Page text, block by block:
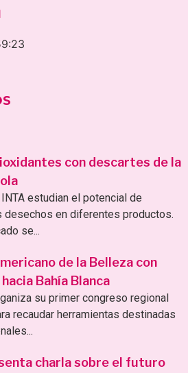
con descartes de la
estudian el potencial de
desechos en diferentes productos.
se...
de la Belleza con
Bahía Blanca
su primer congreso regional
recaudar herramientas destinadas
charla sobre el futuro